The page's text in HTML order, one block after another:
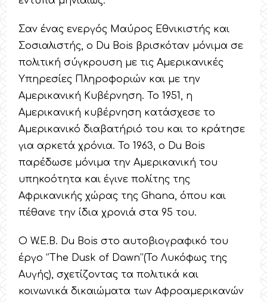
Σαν ένας ενεργός Μαύρος Εθνικιστής και
Σοσιαλιστής, ο Du Bois βρισκόταν μόνιμα σε
πολιτική σύγκρουση με τις Αμερικανικές
Υπηρεσίες Πληροφοριών και με την
Αμερικανική Κυβέρνηση. Το 1951, η
Αμερικανική κυβέρνηση κατάσχεσε το
Αμερικανικό διαβατήριό του και το κράτησε
για αρκετά χρόνια. Το 1963, ο Du Bois
παρέδωσε μόνιμα την Αμερικανική του
υπηκοότητα και έγινε πολίτης της
Αφρικανικής χώρας της Ghana, όπου και
πέθανε την ίδια χρονιά στα 95 του.
Ο W.E.B. Du Bois στο αυτοβιογραφικό του
έργο ‘’The Dusk of Dawn’’(Το Λυκόφως της
Αυγής), σχετίζοντας τα πολιτικά και
κοινωνικά δικαιώματα των Αφροαμερικανών